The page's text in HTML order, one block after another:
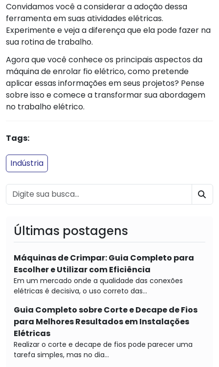
Convidamos você a considerar a adoção dessa
ferramenta em suas atividades elétricas.
Experimente e veja a diferença que ela pode fazer na
sua rotina de trabalho.
Agora que você conhece os principais aspectos da
máquina de enrolar fio elétrico, como pretende
aplicar essas informações em seus projetos? Pense
sobre isso e comece a transformar sua abordagem
no trabalho elétrico.
Tags:
Indústria
Últimas postagens
Máquinas de Crimpar: Guia Completo para
Escolher e Utilizar com Eficiência
Em um mercado onde a qualidade das conexões
elétricas é decisiva, o uso correto das...
Guia Completo sobre Corte e Decape de Fios
para Melhores Resultados em Instalações
Elétricas
Realizar o corte e decape de fios pode parecer uma
tarefa simples, mas no dia...